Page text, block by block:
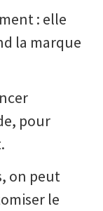
: elle
la marque
pour
on peut
le